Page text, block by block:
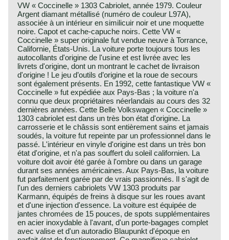
VW « Coccinelle » 1303 Cabriolet, année 1979. Couleur
Argent diamant métallisé (numéro de couleur L97A),
associée à un intérieur en similicuir noir et une moquette
noire. Capot et cache-capuche noirs. Cette VW «
Coccinelle » super originale fut vendue neuve à Torrance,
Californie, États-Unis. La voiture porte toujours tous les
autocollants d'origine de l'usine et est livrée avec les
livrets d'origine, dont un montrant le cachet de livraison
d'origine ! Le jeu d’outils d’origine et la roue de secours
sont également présents. En 1992, cette fantastique VW «
Coccinelle » fut expédiée aux Pays-Bas ; la voiture n'a
connu que deux propriétaires néerlandais au cours des 32
dernières années. Cette Belle Volkswagen « Coccinelle »
1303 cabriolet est dans un très bon état d'origine. La
carrosserie et le châssis sont entièrement sains et jamais
soudés, la voiture fut repeinte par un professionnel dans le
passé. L'intérieur en vinyle d'origine est dans un très bon
état d'origine, et n'a pas souffert du soleil californien. La
voiture doit avoir été garée à l'ombre ou dans un garage
durant ses années américaines. Aux Pays-Bas, la voiture
fut parfaitement garée par de vrais passionnés. Il s'agit de
l'un des derniers cabriolets VW 1303 produits par
Karmann, équipés de freins à disque sur les roues avant
et d'une injection d'essence. La voiture est équipée de
jantes chromées de 15 pouces, de spots supplémentaires
en acier inoxydable à l'avant, d'un porte-bagages complet
avec valise et d'un autoradio Blaupunkt d'époque en